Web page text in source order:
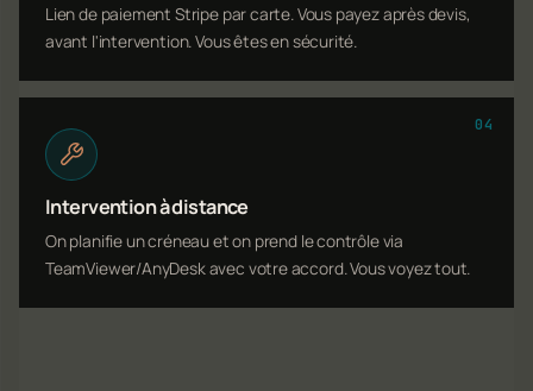
Lien de paiement Stripe par carte. Vous payez après devis,
avant l'intervention. Vous êtes en sécurité.
04
Intervention à distance
On planifie un créneau et on prend le contrôle via
TeamViewer/AnyDesk avec votre accord. Vous voyez tout.